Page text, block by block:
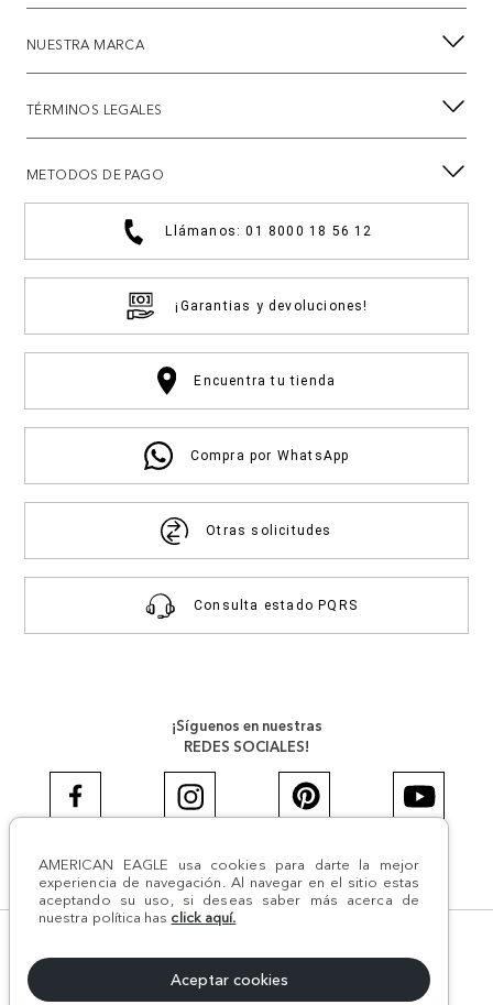
AMERICAN EAGLE usa cookies para darte la mejor
experiencia de navegación. Al navegar en el sitio estas
aceptando su uso, si deseas saber más acerca de
nuestra política has click aquí.
Aceptar cookies
NUESTRA MARCA
TÉRMINOS LEGALES
METODOS DE PAGO
Llámanos: 01 8000 18 56 12
¡Garantias y devoluciones!
Encuentra tu tienda
Compra por WhatsApp
Otras solicitudes
Consulta estado PQRS
¡Síguenos en nuestras
REDES SOCIALES!
#AEJEANS #AerieREALCOL
NIT:800.069.933-6 | CII 14 #52A - 370 | Medellín, Colombia